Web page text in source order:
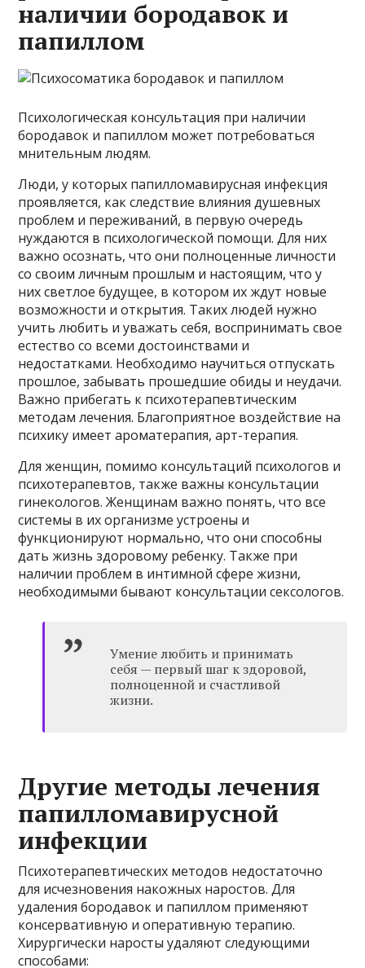
наличии бородавок и
папиллом
Психологическая консультация при наличии
бородавок и папиллом может потребоваться
мнительным людям.
Люди, у которых папилломавирусная инфекция
проявляется, как следствие влияния душевных
проблем и переживаний, в первую очередь
нуждаются в психологической помощи. Для них
важно осознать, что они полноценные личности
со своим личным прошлым и настоящим, что у
них светлое будущее, в котором их ждут новые
возможности и открытия. Таких людей нужно
учить любить и уважать себя, воспринимать свое
естество со всеми достоинствами и
недостатками. Необходимо научиться отпускать
прошлое, забывать прошедшие обиды и неудачи.
Важно прибегать к психотерапевтическим
методам лечения. Благоприятное воздействие на
психику имеет ароматерапия, арт-терапия.
Для женщин, помимо консультаций психологов и
психотерапевтов, также важны консультации
гинекологов. Женщинам важно понять, что все
системы в их организме устроены и
функционируют нормально, что они способны
дать жизнь здоровому ребенку. Также при
наличии проблем в интимной сфере жизни,
необходимыми бывают консультации сексологов.
Умение любить и принимать
себя — первый шаг к здоровой,
полноценной и счастливой
жизни.
Другие методы лечения
папилломавирусной
инфекции
Психотерапевтических методов недостаточно
для исчезновения накожных наростов. Для
удаления бородавок и папиллом применяют
консервативную и оперативную терапию.
Хирургически наросты удаляют следующими
способами: